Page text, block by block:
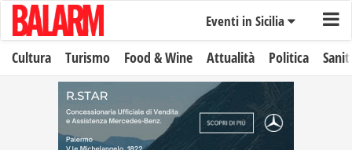
Eventi in Sicilia
Cultura Turismo Food & Wine Attualità Politica